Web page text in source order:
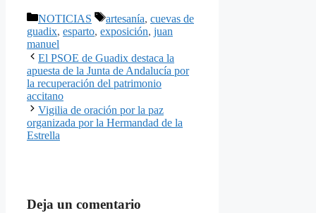
Categorías
NOTICIAS Etiquetas
artesanía, cuevas de
guadix, esparto, exposición, juan
manuel
El PSOE de Guadix destaca la
apuesta de la Junta de Andalucía por
la recuperación del patrimonio
accitano
Vigilia de oración por la paz
organizada por la Hermandad de la
Estrella
Deja un comentario